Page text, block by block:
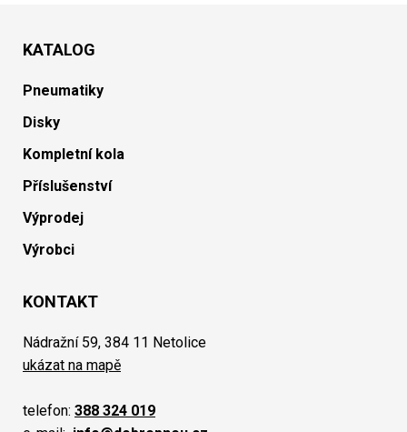
KATALOG
Pneumatiky
Disky
Kompletní kola
Příslušenství
Výprodej
Výrobci
KONTAKT
Nádražní 59, 384 11 Netolice
ukázat na mapě
telefon: 388 324 019